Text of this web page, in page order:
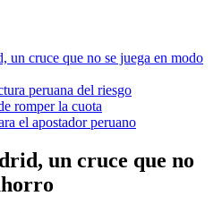
un cruce que no se juega en modo
peruana del riesgo
romper la cuota
el apostador peruano
un cruce que no